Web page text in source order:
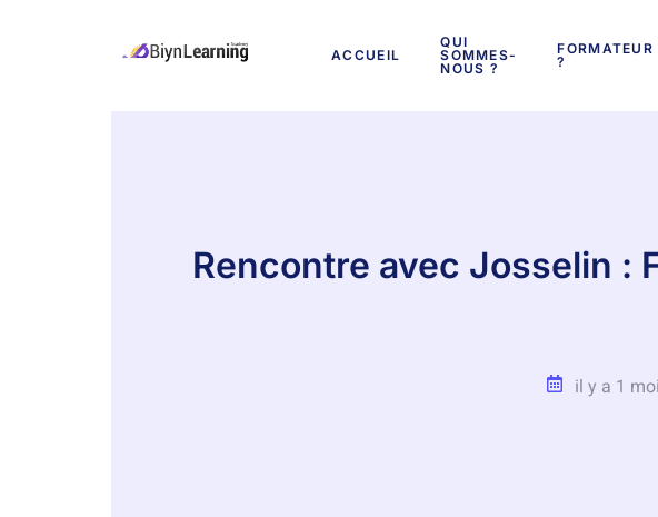
ACCUEIL
QUI
SOMMES-
NOUS ?
FORMATEUR
?
Rencontre avec Josselin :
il y a 1